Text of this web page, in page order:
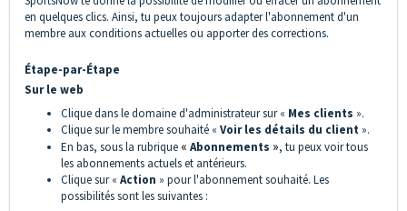
en quelques clics. Ainsi, tu peux toujours adapter l'abonnement d'un
membre aux conditions actuelles ou apporter des corrections.
Étape-par-Étape
Sur le web
Clique dans le domaine d'administrateur sur « Mes clients ».
Clique sur le membre souhaité « Voir les détails du client ».
En bas, sous la rubrique « Abonnements », tu peux voir tous
les abonnements actuels et antérieurs.
Clique sur « Action » pour l'abonnement souhaité. Les
possibilités sont les suivantes :